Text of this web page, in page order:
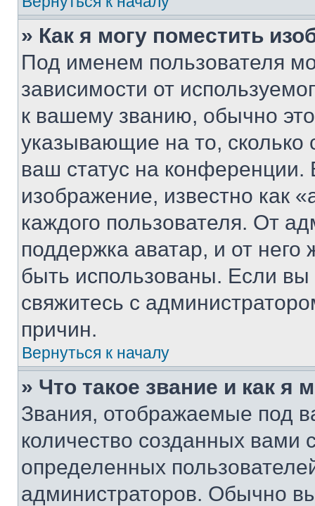
» Как я могу поместить
Под именем пользователя
зависимости от
к вашему званию, обычно это
указывающие на то,
ваш статус на
изображение, известно как
каждого пользователя. От
поддержка аватар, и от него
быть использованы. Если
свяжитесь с
причин.
Вернуться к началу
» Что такое звание и как я
Звания, отображаемые под
количество созданных
определенных
администраторов. Обычно